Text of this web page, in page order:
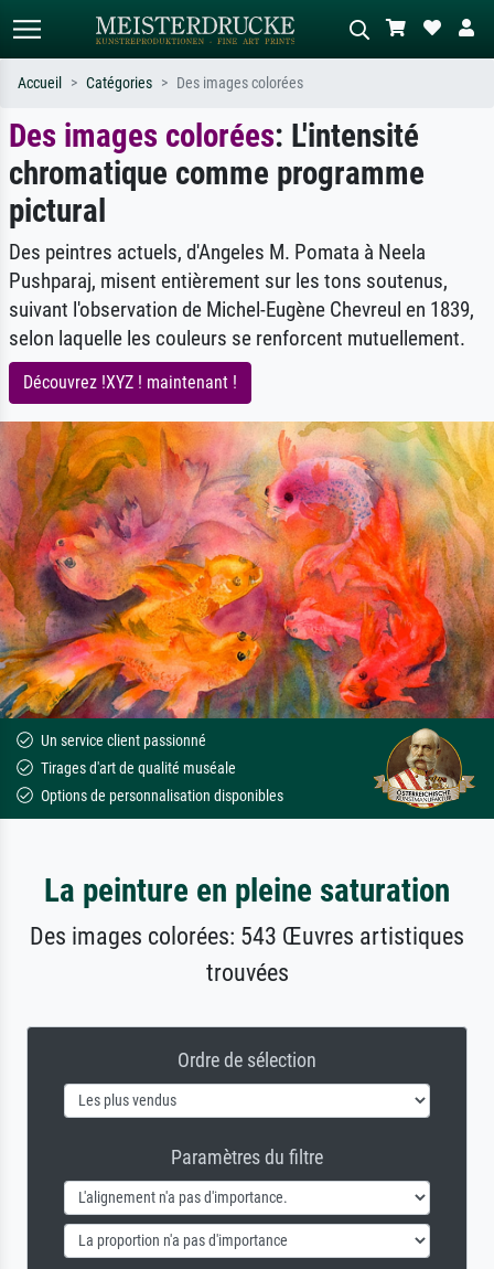
Recherche standard Recherche d'images IA
Recherchez par artiste, titre ou style –
ex. Monet, Nuit étoilée,
impressionnisme, vague de Hokusai,
Décrivez la scène – ex. prairie verte,
abstrait avec beaucoup de rouge,
Accueil Catégories Des images colorées
Des images colorées: L'intensité
chromatique comme programme
pictural
Des peintres actuels, d'Angeles M. Pomata à Neela
Pushparaj, misent entièrement sur les tons soutenus,
suivant l'observation de Michel-Eugène Chevreul en 1839,
selon laquelle les couleurs se renforcent mutuellement.
Découvrez !XYZ ! maintenant !
Un service client passionné
Tirages d'art de qualité muséale
Options de personnalisation disponibles
La peinture en pleine saturation
Des images colorées: 543 Œuvres artistiques
trouvées
Ordre de sélection
Paramètres du filtre